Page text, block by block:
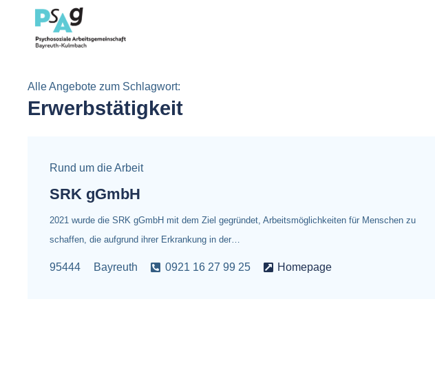
Alle Angebote zum Schlagwort:
Erwerbstätigkeit
Rund um die Arbeit
SRK gGmbH
2021 wurde die SRK gGmbH mit dem Ziel gegründet, Arbeitsmöglichkeiten für Menschen zu
schaffen, die aufgrund ihrer Erkrankung in der…
95444 Bayreuth 0921 16 27 99 25 Homepage